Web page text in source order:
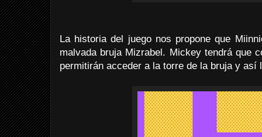
La historia del juego nos propone que
malvada bruja Mizrabel. Mickey tendrá que
permitirán acceder a la torre de la bruja y así